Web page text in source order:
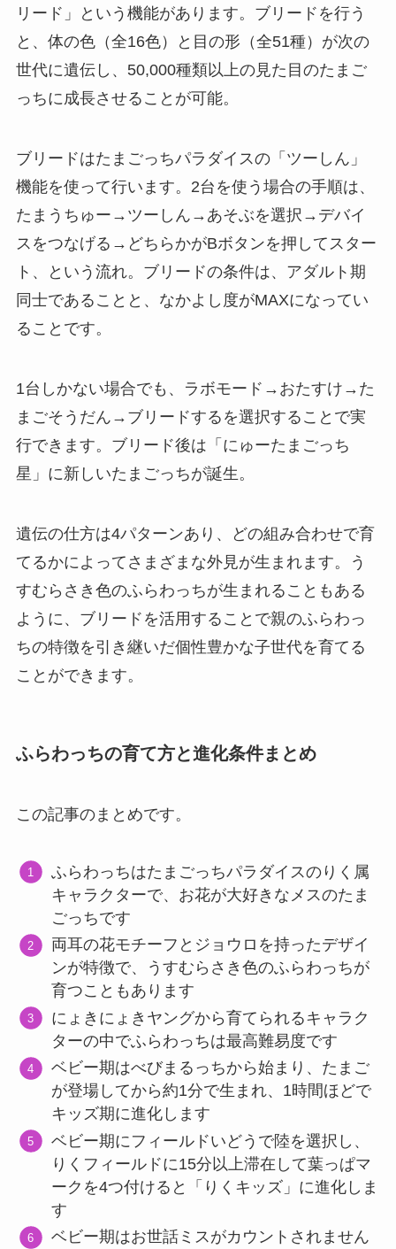
リード」という機能があります。ブリードを行う
と、体の色（全16色）と目の形（全51種）が次の
世代に遺伝し、50,000種類以上の見た目のたまご
っちに成長させることが可能。
ブリードはたまごっちパラダイスの「ツーしん」
機能を使って行います。2台を使う場合の手順は、
たまうちゅー→ツーしん→あそぶを選択→デバイ
スをつなげる→どちらかがBボタンを押してスター
ト、という流れ。ブリードの条件は、アダルト期
同士であることと、なかよし度がMAXになってい
ることです。
1台しかない場合でも、ラボモード→おたすけ→た
まごそうだん→ブリードするを選択することで実
行できます。ブリード後は「にゅーたまごっち
星」に新しいたまごっちが誕生。
遺伝の仕方は4パターンあり、どの組み合わせで育
てるかによってさまざまな外見が生まれます。う
すむらさき色のふらわっちが生まれることもある
ように、ブリードを活用することで親のふらわっ
ちの特徴を引き継いだ個性豊かな子世代を育てる
ことができます。
ふらわっちの育て方と進化条件まとめ
この記事のまとめです。
ふらわっちはたまごっちパラダイスのりく属
キャラクターで、お花が大好きなメスのたま
ごっちです
両耳の花モチーフとジョウロを持ったデザイ
ンが特徴で、うすむらさき色のふらわっちが
育つこともあります
にょきにょきヤングから育てられるキャラク
ターの中でふらわっちは最高難易度です
ベビー期はべびまるっちから始まり、たまご
が登場してから約1分で生まれ、1時間ほどで
キッズ期に進化します
ベビー期にフィールドいどうで陸を選択し、
りくフィールドに15分以上滞在して葉っぱマ
ークを4つ付けると「りくキッズ」に進化しま
す
ベビー期はお世話ミスがカウントされません